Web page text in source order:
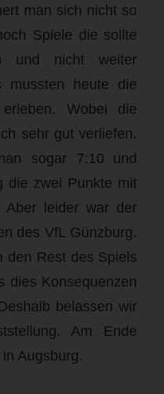
man sich nicht so
Spiele die sollte
und nicht weiter
mussten heute die
Wobei die
sehr gut verliefen.
sogar 7:10 und
die zwei Punkte mit
Aber leider war der
des VfL Günzburg.
den Rest des Spiels
dies Konsequenzen
belassen wir
Am Ende
Augsburg.